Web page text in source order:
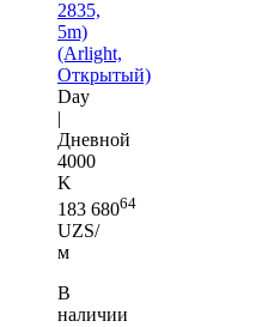
2835,
5m)
(Arlight,
Открытый)
Day
|
Дневной
4000
K
183 68064
UZS/
м
В
наличии